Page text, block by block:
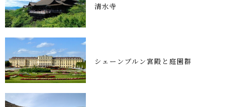
清水寺
シェーンブルン宮殿と庭園群